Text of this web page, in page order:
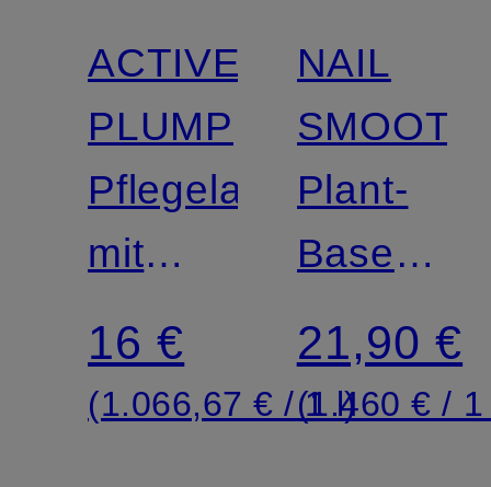
ACTIVE
PLUMP
Pflegelack
mit
Kollagen
16 €
(1.066,67 € / 1 l)
NAIL
Plant-
Based
Nail
Treatment
21,90 €
(1.460 € /